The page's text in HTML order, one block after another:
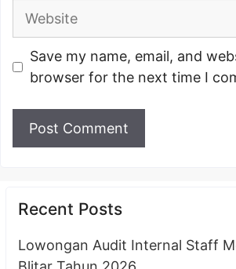
Website
Save my name, email, and
browser for the next time I
Recent Posts
Lowongan Audit Internal Staff